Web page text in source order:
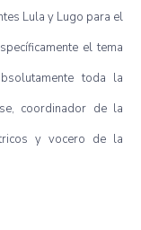
Lula y Lugo para el
el tema
toda la
coordinador de la
y vocero de la